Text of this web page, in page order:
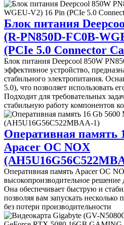
Блок питания
(R-PN850D-FC0B-
(PCIe 5.0 Connector
Блок питания Deepcool 850W
эффективное устройство,
стабильного электропитания.
5.0), что позволяет использовать
Подходит для требовательных
стабильную работу компонентов
Оперативная память
Apacer OC NOX
Оперативная память Apacer OC
высокопроизводительное решение
Она обеспечивает быструю и
позволяя вам запускать
без потери производительности